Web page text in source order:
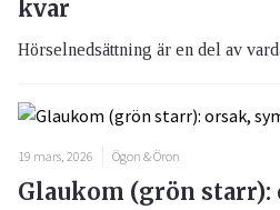
kvar
Hörselnedsättning är en del av
19 mars, 2026 Ögon & Öron
Glaukom (grön starr):